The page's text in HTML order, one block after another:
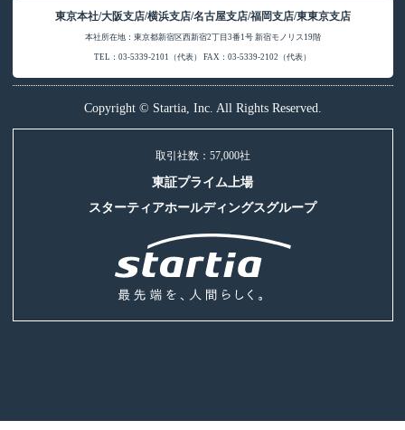
東京本社/大阪支店/横浜支店/名古屋支店/福岡支店/東東京支店
本社所在地：東京都新宿区西新宿2丁目3番1号 新宿モノリス19階
TEL：03-5339-2101（代表） FAX：03-5339-2102（代表）
Copyright © Startia, Inc. All Rights Reserved.
取引社数：57,000社
東証プライム上場
スターティアホールディングスグループ